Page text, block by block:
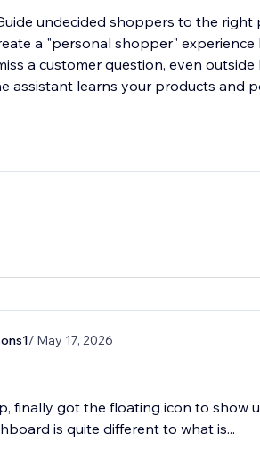
undecided shoppers to the right
a "personal shopper" experience
a customer question, even outside
assistant learns your products and
and store policy knowledge
and comparisons
follow-up is needed
/ May 17, 2026
finally got the floating icon to show
is quite different to what is...